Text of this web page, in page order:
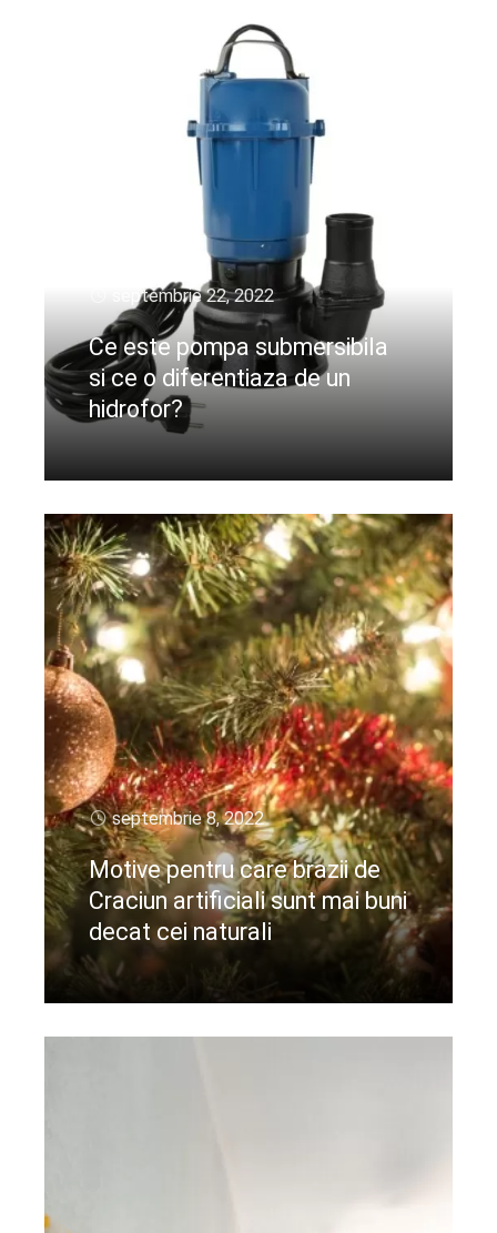
septembrie 22, 2022
Ce este pompa submersibila
si ce o diferentiaza de un
hidrofor?
septembrie 8, 2022
Motive pentru care brazii de
Craciun artificiali sunt mai buni
decat cei naturali
CIteste mai departe